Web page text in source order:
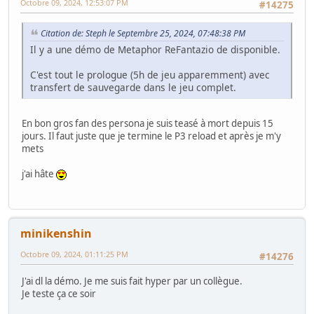
#14275
Octobre 09, 2024, 12:53:07 PM
Citation de: Steph le Septembre 25, 2024, 07:48:38 PM
Il y a une démo de Metaphor ReFantazio de disponible.
C'est tout le prologue (5h de jeu apparemment) avec
transfert de sauvegarde dans le jeu complet.
En bon gros fan des persona je suis teasé à mort depuis 15
jours. Il faut juste que je termine le P3 reload et après je m'y
mets
j'ai hâte
minikenshin
#14276
Octobre 09, 2024, 01:11:25 PM
J'ai dl la démo. Je me suis fait hyper par un collègue.
Je teste ça ce soir